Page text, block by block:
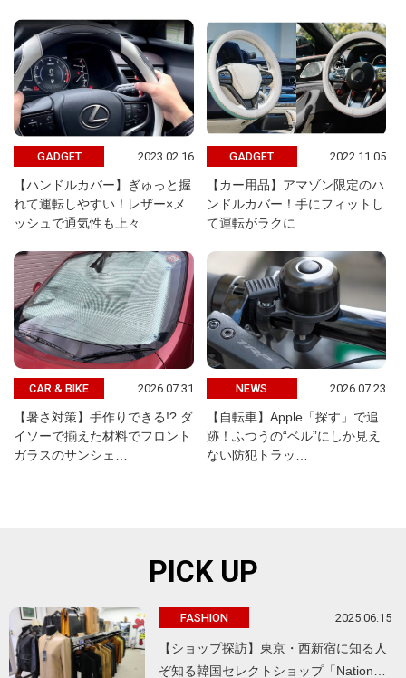
GADGET 2023.02.16
【ハンドルカバー】ぎゅっと握
れて運転しやすい！レザー×メ
ッシュで通気性も上々
GADGET 2022.11.05
【カー用品】アマゾン限定のハ
ンドルカバー！手にフィットし
て運転がラクに
CAR & BIKE 2026.07.31
【暑さ対策】手作りできる!? ダ
イソーで揃えた材料でフロント
ガラスのサンシェ…
NEWS 2026.07.23
【自転車】Apple「探す」で追
跡！ふつうの“ベル”にしか見え
ない防犯トラッ…
PICK UP
FASHION 2025.06.15
【ショップ探訪】東京・西新宿に知る人
ぞ知る韓国セレクトショップ「Nation…